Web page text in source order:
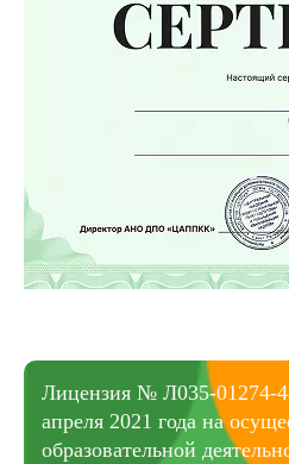
Лицензия № Л035-01274-
апреля 2021 года на
образовательной